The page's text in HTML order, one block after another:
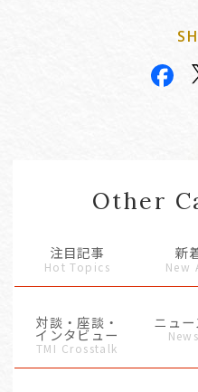
Other
注目記事
Hot Topics
新
New
対談・座談・
インタビュー
TMI Crosstalk
ニュ